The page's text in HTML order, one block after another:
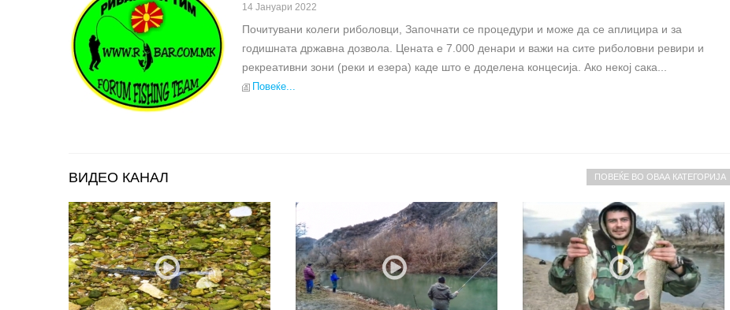
14 Јануари 2022
Почитувани колеги риболовци, Започнати се процедури и може да се аплицира и за
годишната државна дозвола. Цената е 7.000 денари и важи на сите риболовни ревири и
рекреативни зони (реки и езера) каде што е доделена концесија. Ако некој сака...
Повеќе...
ВИДЕО КАНАЛ ПОВЕЌЕ ВО ОВАА КАТЕГОРИЈА